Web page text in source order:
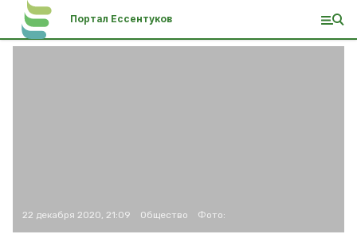
Портал Ессентуков
22 декабря 2020, 21:09 Общество Фото: